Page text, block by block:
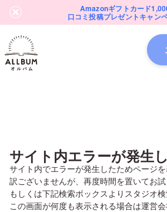
Amazonギフトカード
口コミ投稿プレゼントキャン
サイト内エラーが発生
サイト内でエラーが発生したためページ
訳ございませんが、再度時間を置いてお試
もしくは下記検索ボックスよりスタジオ検
この画面が何度も表示される場合は運営